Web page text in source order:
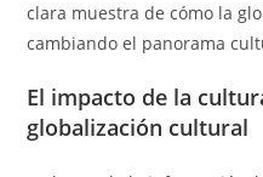
clara muestra de cómo la
cambiando el panorama
El impacto de la
globalización cultural